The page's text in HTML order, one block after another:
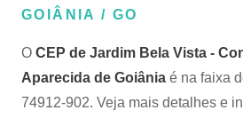
GOIÂNIA / GO
O CEP de Jardim Bela Vista -
Aparecida de Goiânia é na faixa
74912-902. Veja mais detalhes e